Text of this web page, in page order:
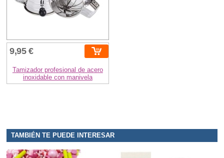
9,95 €
Tamizador profesional de acero
inoxidable con manivela
TAMBIÉN TE PUEDE INTERESAR